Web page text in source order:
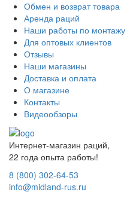
Обмен и возврат товара
Аренда раций
Наши работы по монтажу
Для оптовых клиентов
Отзывы
Наши магазины
Доставка и оплата
О магазине
Контакты
Видеообзоры
Интернет-магазин раций,
22 года опыта работы!
8 (800) 302-64-53
info@midland-rus.ru